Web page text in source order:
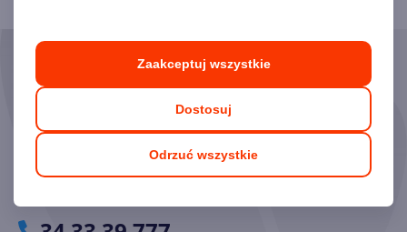
Odrzuć wszystkie
Dostosuj
Zaakceptuj wszystkie
Skorzystaj z pomocy naszych
Ekspertów
Chętnie odpowiemy na pytania i pomożemy dobrać
odpowiednie licencje.